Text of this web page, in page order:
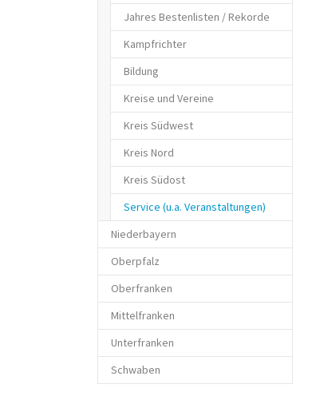
Jahres Bestenlisten / Rekorde
Kampfrichter
Bildung
Kreise und Vereine
Kreis Südwest
Kreis Nord
Kreis Südost
Service (u.a. Veranstaltungen)
Niederbayern
Oberpfalz
Oberfranken
Mittelfranken
Unterfranken
Schwaben